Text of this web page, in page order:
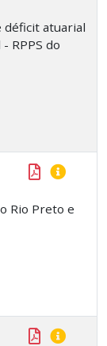
déficit atuarial
RPPS do
Rio Preto e